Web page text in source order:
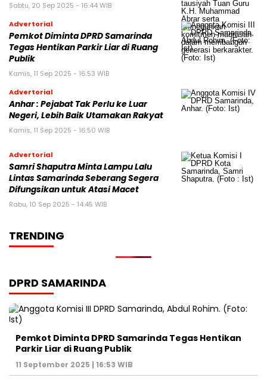
Sabtu, 20 Sep 2025 - 16:44 WIB
Advertorial
Pemkot Diminta DPRD Samarinda
Tegas Hentikan Parkir Liar di Ruang
Publik
Kamis, 11 Sep 2025 - 16:53 WIB
Advertorial
Anhar : Pejabat Tak Perlu ke Luar
Negeri, Lebih Baik Utamakan Rakyat
Kamis, 11 Sep 2025 - 16:50 WIB
Advertorial
Samri Shaputra Minta Lampu Lalu
Lintas Samarinda Seberang Segera
Difungsikan untuk Atasi Macet
Rabu, 10 Sep 2025 - 14:45 WIB
TRENDING
DPRD SAMARINDA
Pemkot Diminta DPRD Samarinda Tegas Hentikan
Parkir Liar di Ruang Publik
11 September 2025 | 16:53 WIB